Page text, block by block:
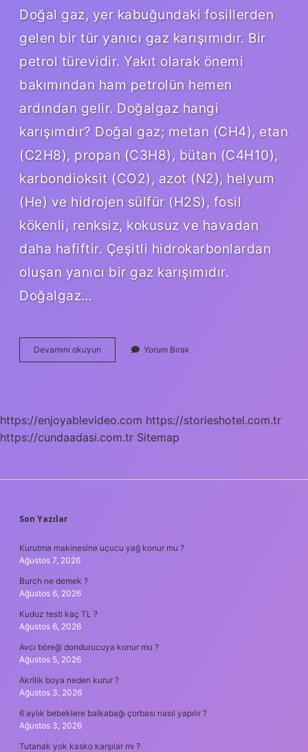
Doğal gaz, yer kabuğundaki fosillerden
gelen bir tür yanıcı gaz karışımıdır. Bir
petrol türevidir. Yakıt olarak önemi
bakımından ham petrolün hemen
ardından gelir. Doğalgaz hangi
karışımdır? Doğal gaz; metan (CH4), etan
(C2H8), propan (C3H8), bütan (C4H10),
karbondioksit (CO2), azot (N2), helyum
(He) ve hidrojen sülfür (H2S), fosil
kökenli, renksiz, kokusuz ve havadan
daha hafiftir. Çeşitli hidrokarbonlardan
oluşan yanıcı bir gaz karışımıdır.
Doğalgaz…
Devamını okuyun Doğalgaz
Hangi
Yorum Bırak
https://enjoyablevideo.com https://storieshotel.com.tr
https://cundaadasi.com.tr Sitemap
SIDEBAR
Son Yazılar
Kurutma makinesine uçucu yağ konur mu ?
Ağustos 7, 2026
Burch ne demek ?
Ağustos 6, 2026
Kuduz testi kaç TL ?
Ağustos 6, 2026
Avcı böreği dondurucuya konur mu ?
Ağustos 5, 2026
Akrilik boya neden kurur ?
Ağustos 3, 2026
6 aylık bebeklere balkabağı çorbası nasıl yapılır ?
Ağustos 3, 2026
Tutanak yok kasko karşılar mı ?